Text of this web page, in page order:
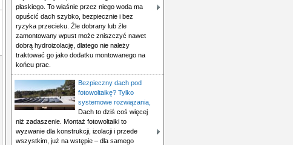
płaskiego. To właśnie przez niego woda ma
opuścić dach szybko, bezpiecznie i bez
ryzyka przecieku. Źle dobrany lub źle
zamontowany wpust może zniszczyć nawet
dobrą hydroizolację, dlatego nie należy
traktować go jako dodatku montowanego na
końcu prac.
Bezpieczny dach pod
fotowoltaikę? Tylko
systemowe rozwiązania,
Dach to dziś coś więcej
niż zadaszenie. Montaż fotowoltaiki to
wyzwanie dla konstrukcji, izolacji i przede
wszystkim, już na wstępie – dla samego